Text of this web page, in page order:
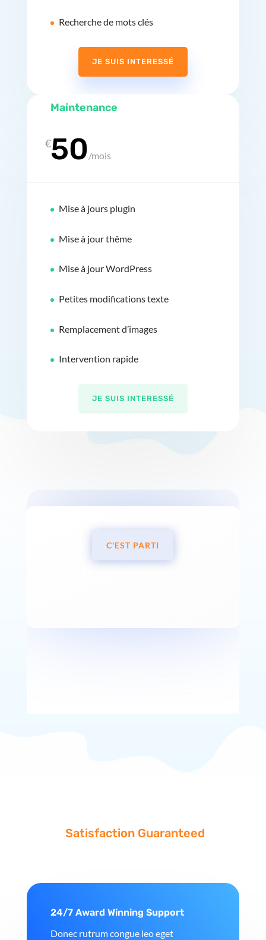
Recherche de mots clés
JE SUIS INTERESSÉ
Maintenance
€50 /mois
Mise à jours plugin
Mise à jour thême
Mise à jour WordPress
Petites modifications texte
Remplacement d’images
Intervention rapide
JE SUIS INTERESSÉ
C'EST PARTI
Satisfaction Guaranteed
24/7 Award Winning Support
Donec rutrum congue leo eget